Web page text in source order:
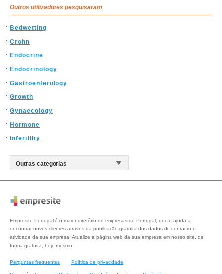
Outros utilizadores pesquisaram
Bedwetting
Crohn
Endocrine
Endocrinology
Gastroenterology
Growth
Gynaecology
Hormone
Infertility
Empresite Portugal é o maior diretório de empresas de Portugal, que o ajuda a
encontrar novos clientes através da publicação gratuita dos dados de contacto e
atividade da sua empresa. Atualize a página web da sua empresa em nosso site, de
forma gratuita, hoje mesmo.
Perguntas frequentes Política de privacidade